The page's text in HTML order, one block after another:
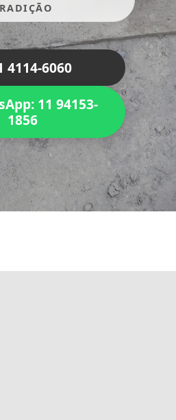
4114-6060
11 94153-
1856